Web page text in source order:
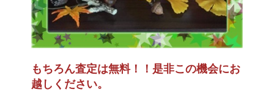
もちろん査定は無料！！是非この機会にお
越しください。